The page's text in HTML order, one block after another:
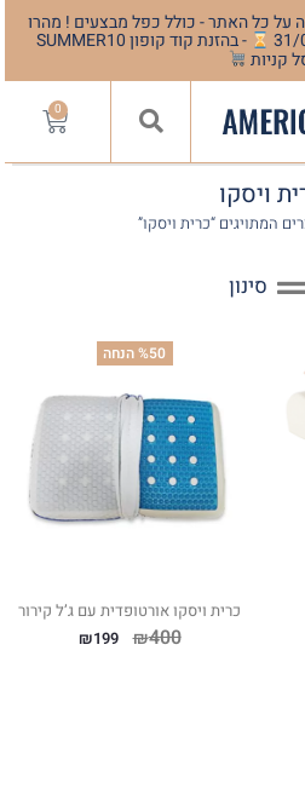
הנחה על כל האתר - כולל כפל מבצעים ! מהרו
- בהזנת קוד קופון SUMMER10
קניות
0
ויסקו
המתויגים “כרית ויסקו”
סינון
%50 הנחה
כרית ויסקו אורטופדית עם ג’ל קירור
₪400
₪199